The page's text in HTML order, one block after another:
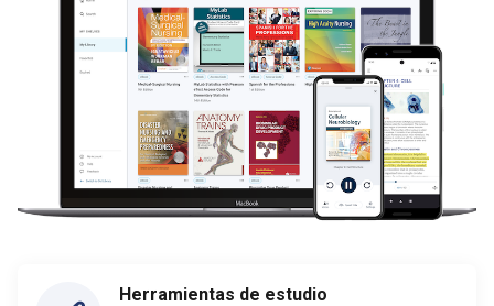
Herramientas de estudio